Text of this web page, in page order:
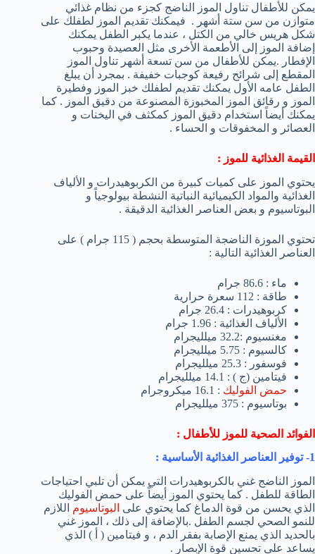
يمكن للأطفال تناول الموز الناضج كجزء من نظام غذائي
متوازن من سن ستة أشهر . فيمكنك تقديم الموز لطفلك على
شكل هريس خالي من الكتل ، عندما يكبر الطفل يمكنك
إضافة الموز إلى الأطعمة الأخرى مثل العصيدة وحبوب
الإفطار .يمكن للأطفال من سن تسعة أشهر تناول الموز
المقطع إلى شرائح رفيعة كوجبات خفيفة . بمجرد أن يبلغ
الطفل عامه الأول يمكنك تقديم لطفلك خبز الموز وفطيرة
الموز و رقائق الموز المخبوزة المصنوعة من دقيق الموز . كما
يمكنك أيضاً استخدام دقيق الموز كمكثف في اليخنات و
العصائر و المخفوقات و الحساء .
القيمة الغذائية للموز :
يحتوي الموز على كميات كبيرة من الكربوهيدرات و الألياف
الغذائية والمواد الكيميائية النباتية النشطة بيولوجياً و
البوتاسيوم و بعض العناصر الغذائية الدقيقة .
تحتوي الموزة الناضجة المتوسطة بحجم ( 115 جرام ) على
العناصر الغذائية التالية :
ماء : 86.6 جرام
طاقة : 112 سعرة حرارية
كربوهيدرات : 26.4 جرام
الألياف الغذائية : 1.96 جرام
مغنسيوم :32.2 ميلليجرام
كالسيوم : 5.75 ميلليجرام
فوسفور : 25.3 ميلليجرام
فيتامين (ج ) : 14.1 ميلليجرام
حمض الفوليك : 16.1 ميكروجرام
بوتاسيوم : 375 ميلليجرام
الفوائد الصحية للموز للأطفال :
1- توفير العناصر الغذائية الأساسية :
الموز الناضج غني بالكربوهيدرات التي يمكن أن تلبي احتياجات
الطاقة للطفل . كما يحتوي الموز أيضاً على حمض الفوليك
الذي يحسن من قوة الدماغ كما يحتوي على البوتاسيوم اللازم
للنمو الصحي لجسم الطفل .بالإضافة إلى ذلك ، الموز غني
بالحديد الذي يمنع الإصابة بفقر الدم ، و فيتامين ( أ ) الذي
يساعد على تحسين قوة الإبصار .